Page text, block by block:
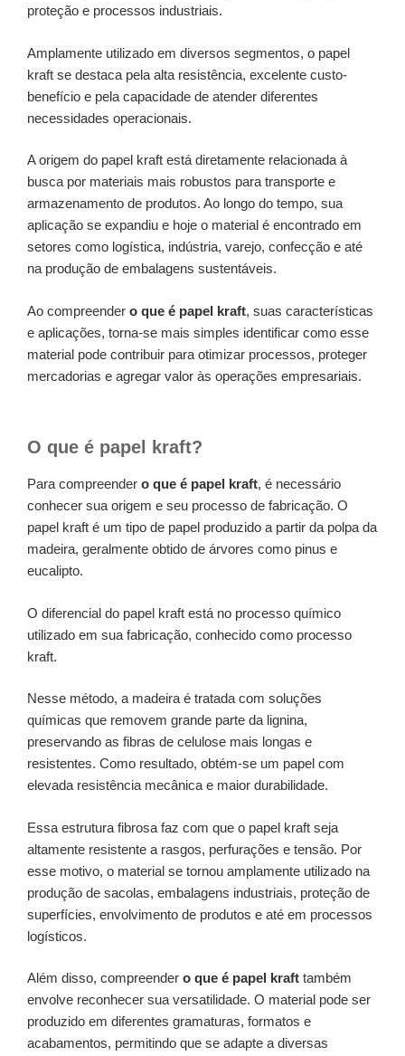
proteção e processos industriais.
Amplamente utilizado em diversos segmentos, o papel
kraft se destaca pela alta resistência, excelente custo-
benefício e pela capacidade de atender diferentes
necessidades operacionais.
A origem do papel kraft está diretamente relacionada à
busca por materiais mais robustos para transporte e
armazenamento de produtos. Ao longo do tempo, sua
aplicação se expandiu e hoje o material é encontrado em
setores como logística, indústria, varejo, confecção e até
na produção de embalagens sustentáveis.
Ao compreender o que é papel kraft, suas características
e aplicações, torna-se mais simples identificar como esse
material pode contribuir para otimizar processos, proteger
mercadorias e agregar valor às operações empresariais.
O que é papel kraft?
Para compreender o que é papel kraft, é necessário
conhecer sua origem e seu processo de fabricação. O
papel kraft é um tipo de papel produzido a partir da polpa da
madeira, geralmente obtido de árvores como pinus e
eucalipto.
O diferencial do papel kraft está no processo químico
utilizado em sua fabricação, conhecido como processo
kraft.
Nesse método, a madeira é tratada com soluções
químicas que removem grande parte da lignina,
preservando as fibras de celulose mais longas e
resistentes. Como resultado, obtém-se um papel com
elevada resistência mecânica e maior durabilidade.
Essa estrutura fibrosa faz com que o papel kraft seja
altamente resistente a rasgos, perfurações e tensão. Por
esse motivo, o material se tornou amplamente utilizado na
produção de sacolas, embalagens industriais, proteção de
superfícies, envolvimento de produtos e até em processos
logísticos.
Além disso, compreender o que é papel kraft também
envolve reconhecer sua versatilidade. O material pode ser
produzido em diferentes gramaturas, formatos e
acabamentos, permitindo que se adapte a diversas